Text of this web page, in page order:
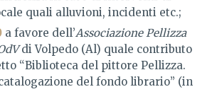
quali alluvioni, incidenti etc.;
a favore dell’Associazione Pellizza
di Volpedo (Al) quale contributo
“Biblioteca del pittore Pellizza.
del fondo librario” (in